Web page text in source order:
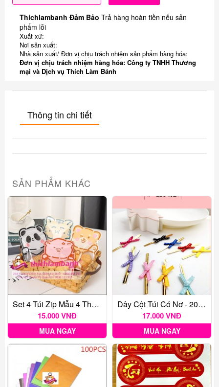
Thichlambanh Đảm Bảo Trả hàng hoàn tiền nếu sản
phẩm lỗi
Xuất xứ:
Nơi sản xuất:
Nhà sản xuất/ Đơn vị chịu trách nhiệm sản phẩm hàng hóa:
Đơn vị chịu trách nhiệm hàng hóa: Công ty TNHH Thương
mại và Dịch vụ Thích Làm Bánh
Thông tin chi tiết
SẢN PHẨM KHÁC
Set 4 Túi Zip Mẫu 4 Thú Cưng
15.000 VNĐ
MUA NGAY
Dây Cột Túi Có Nơ - 20 Cái
17.000 VNĐ
MUA NGAY